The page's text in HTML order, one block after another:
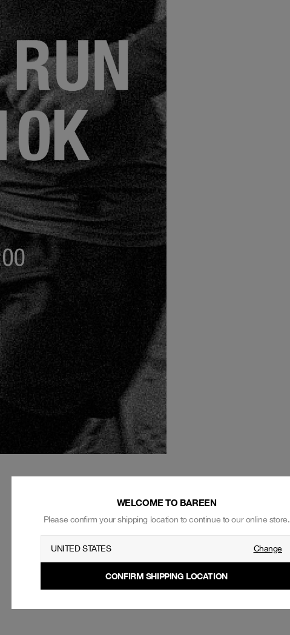
VORES COMMUNITY
WELCOME TO BAREEN
Please confirm your shipping location to continue to our online store.
UNITED STATES Change
CONFIRM SHIPPING LOCATION